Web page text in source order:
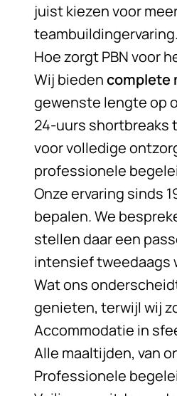
juist kiezen voor
teambuildingervaring.
Hoe zorgt PBN voor
Wij biedencomplete
gewenste lengte op
24-uurs shortbreaks
voor volledige
professionele
Onze ervaring sinds
bepalen. We
stellen daar een
intensief tweedaags
Wat ons
genieten, terwijl wij
Accommodatie in
Alle maaltijden, van
Professionele